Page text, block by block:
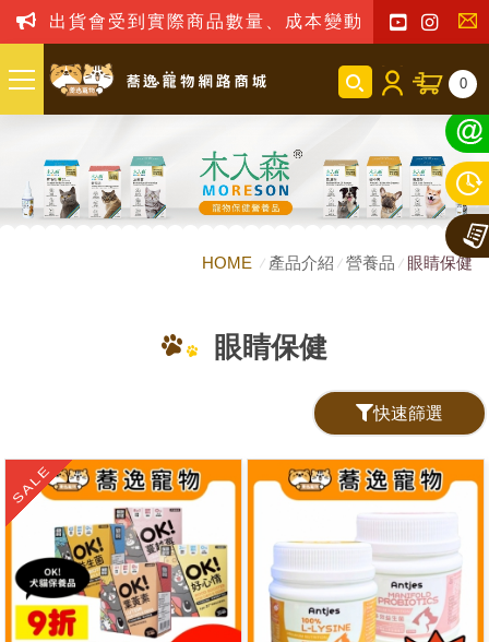
出貨會受到實際商品數量、成本變動之影響，我
聯
我
們
0
HOME 產品介紹 營養品 眼睛保健
眼睛保健
快速篩選